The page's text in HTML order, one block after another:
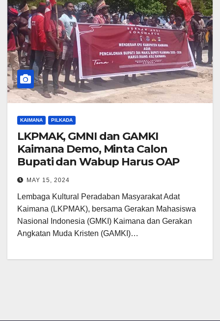
KAIMANA PILKADA
LKPMAK, GMNI dan GAMKI
Kaimana Demo, Minta Calon
Bupati dan Wabup Harus OAP
MAY 15, 2024
Lembaga Kultural Peradaban Masyarakat Adat
Kaimana (LKPMAK), bersama Gerakan Mahasiswa
Nasional Indonesia (GMKI) Kaimana dan Gerakan
Angkatan Muda Kristen (GAMKI)…